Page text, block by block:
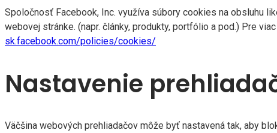
Spoločnosť Facebook, Inc. využíva súbory cookies na obsluhu
webovej stránke. (napr. články, produkty, portfólio a pod.) Pre
sk.facebook.com/policies/cookies/
Nastavenie
Väčšina webových prehliadačov môže byť nastavená tak, aby